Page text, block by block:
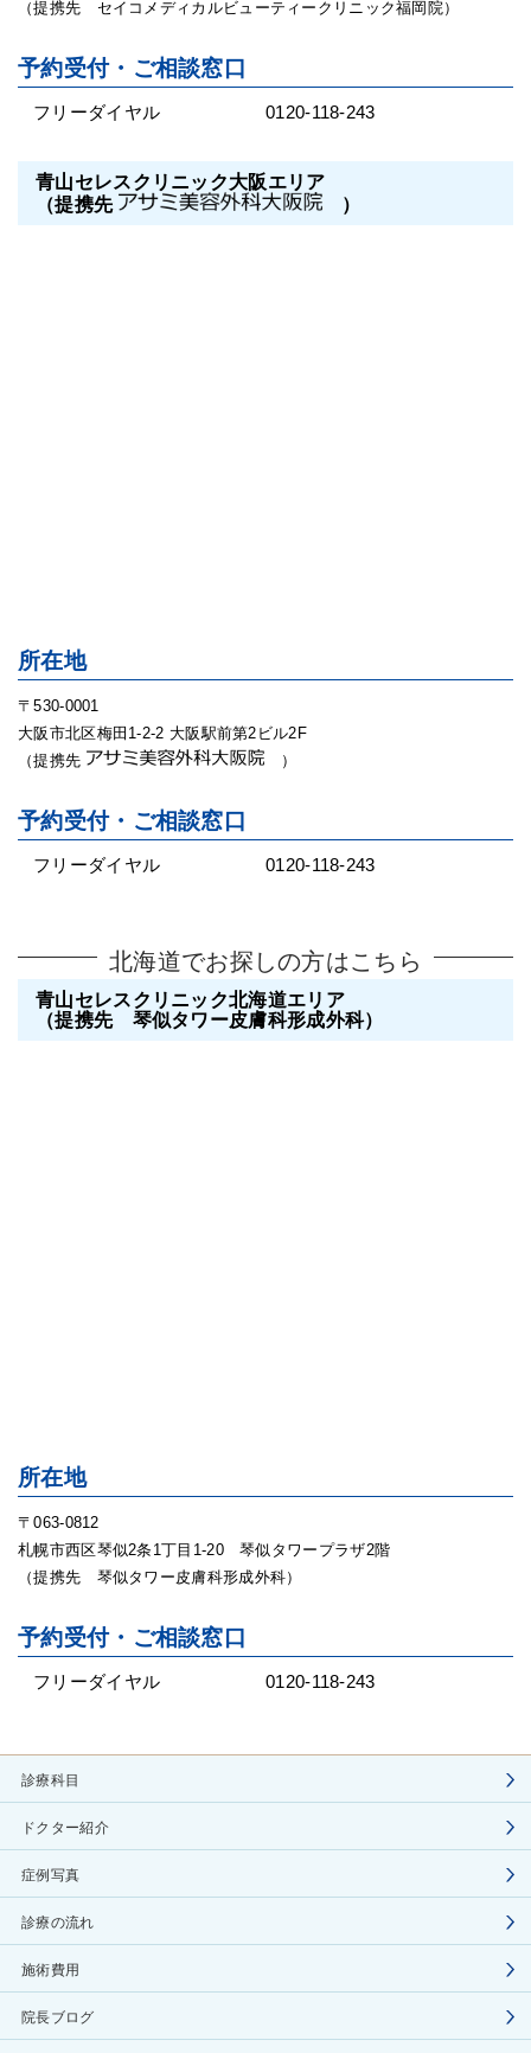
（提携先 セイコメディカルビューティークリニック福岡院）
予約受付・ご相談窓口
フリーダイヤル 0120-118-243
青山セレスクリニック大阪エリア
（提携先
）
所在地
〒530-0001
大阪市北区梅田1-2-2 大阪駅前第2ビル2F
（提携先
）
予約受付・ご相談窓口
フリーダイヤル 0120-118-243
北海道でお探しの方はこちら
青山セレスクリニック北海道エリア
（提携先 琴似タワー皮膚科形成外科）
所在地
〒063-0812
札幌市西区琴似2条1丁目1-20 琴似タワープラザ2階
（提携先 琴似タワー皮膚科形成外科）
予約受付・ご相談窓口
フリーダイヤル 0120-118-243
診療科目
ドクター紹介
症例写真
診療の流れ
施術費用
院長ブログ